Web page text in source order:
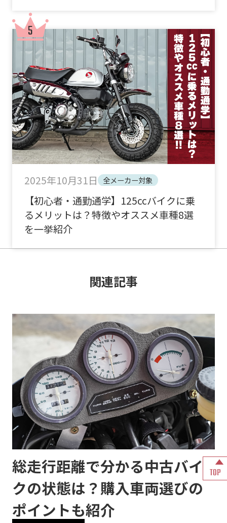
2025年10月31日 全メーカー対象
【初心者・通勤通学】125ccバイクに乗
るメリットは？特徴やオススメ車種8選
を一挙紹介
関連記事
総走行距離で分かる中古バイ
クの状態は？購入車両選びの
ポイントも紹介
TOP